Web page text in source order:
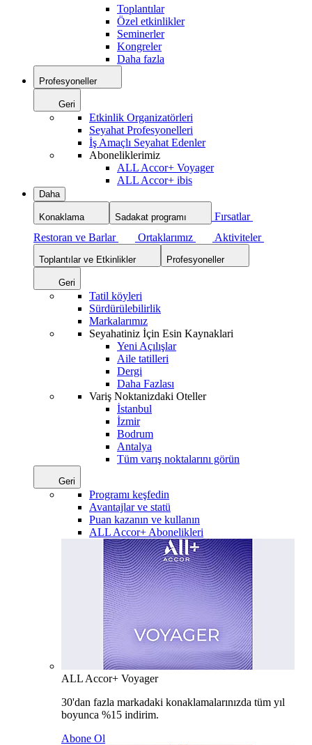
Toplantılar
Özel etkinlikler
Seminerler
Kongreler
Daha fazla
Profesyoneller
Geri
Etkinlik Organizatörleri
Seyahat Profesyonelleri
İş Amaçlı Seyahat Edenler
Aboneliklerimiz
ALL Accor+ Voyager
ALL Accor+ ibis
Daha
Konaklama Sadakat programı
Fırsatlar
Restoran ve Barlar
Ortaklarımız Aktiviteler
Toplantılar ve Etkinlikler Profesyoneller
Geri
Tatil köyleri
Sürdürülebilirlik
Markalarımız
Seyahatiniz İçin Esin Kaynaklari
Yeni Açılışlar
Aile tatilleri
Dergi
Daha Fazlası
Variş Noktanizdaki Oteller
İstanbul
İzmir
Bodrum
Antalya
Tüm varış noktalarını görün
Geri
Programı keşfedin
Avantajlar ve statü
Puan kazanın ve kullanın
ALL Accor+ Abonelikleri
ALL Accor+ Voyager
30'dan fazla markadaki konaklamalarınızda tüm yıl
boyunca %15 indirim.
Abone Ol